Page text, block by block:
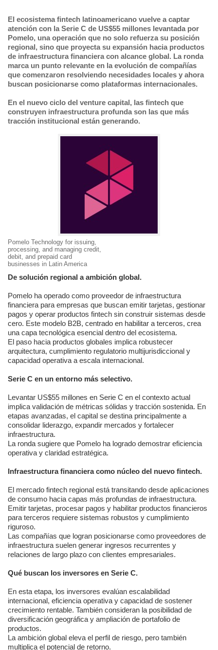
El ecosistema fintech latinoamericano vuelve a captar
atención con la Serie C de US$55 millones levantada por
Pomelo, una operación que no solo refuerza su posición
regional, sino que proyecta su expansión hacia productos
de infraestructura financiera con alcance global. La ronda
marca un punto relevante en la evolución de compañías
que comenzaron resolviendo necesidades locales y ahora
buscan posicionarse como plataformas internacionales.
En el nuevo ciclo del venture capital, las fintech que
construyen infraestructura profunda son las que más
tracción institucional están generando.
Pomelo Technology for issuing,
processing, and managing credit,
debit, and prepaid card
businesses in Latin America
De solución regional a ambición global.
Pomelo ha operado como proveedor de infraestructura
financiera para empresas que buscan emitir tarjetas, gestionar
pagos y operar productos fintech sin construir sistemas desde
cero. Este modelo B2B, centrado en habilitar a terceros, crea
una capa tecnológica esencial dentro del ecosistema.
El paso hacia productos globales implica robustecer
arquitectura, cumplimiento regulatorio multijurisdiccional y
capacidad operativa a escala internacional.
Serie C en un entorno más selectivo.
Levantar US$55 millones en Serie C en el contexto actual
implica validación de métricas sólidas y tracción sostenida. En
etapas avanzadas, el capital se destina principalmente a
consolidar liderazgo, expandir mercados y fortalecer
infraestructura.
La ronda sugiere que Pomelo ha logrado demostrar eficiencia
operativa y claridad estratégica.
Infraestructura financiera como núcleo del nuevo fintech.
El mercado fintech regional está transitando desde aplicaciones
de consumo hacia capas más profundas de infraestructura.
Emitir tarjetas, procesar pagos y habilitar productos financieros
para terceros requiere sistemas robustos y cumplimiento
riguroso.
Las compañías que logran posicionarse como proveedores de
infraestructura suelen generar ingresos recurrentes y
relaciones de largo plazo con clientes empresariales.
Qué buscan los inversores en Serie C.
En esta etapa, los inversores evalúan escalabilidad
internacional, eficiencia operativa y capacidad de sostener
crecimiento rentable. También consideran la posibilidad de
diversificación geográfica y ampliación de portafolio de
productos.
La ambición global eleva el perfil de riesgo, pero también
multiplica el potencial de retorno.